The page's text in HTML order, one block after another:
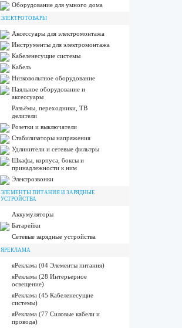
Оборудование для умного дома
ЭЛЕКТРОТОВАРЫ
Аксессуары для электромонтажа
Инструменты для электромонтажа
Кабеленесущие системы
Кабель
Низковольтное оборудование
Паяльное оборудование и
аксессуары
Разъёмы, переходники, ТВ
делители
Розетки и выключатели
Стабилизаторы напряжения
Удлинители и сетевые фильтры
Шкафы, корпуса, боксы и
принадлежности к ним
Электрозвонки
ЭЛЕМЕНТЫ ПИТАНИЯ И ЗАРЯДНЫЕ
УСТРОЙСТВА
Аккумуляторы
Батарейки
Сетевые зарядные устройства
ЯРЕКЛАМА
яРеклама (04 Элементы питания)
яРеклама (28 Интерьерное
освещение)
яРеклама (45 Кабеленесущие
системы)
яРеклама (77 Силовые кабели и
провода)